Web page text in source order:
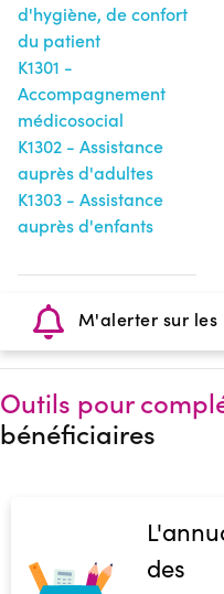
d'hygiène, de confort
du patient
K1301 -
Accompagnement
médicosocial
K1302 - Assistance
auprès d'adultes
K1303 - Assistance
auprès d'enfants
M'alerter sur les
Outils pour
bénéficiaires
des